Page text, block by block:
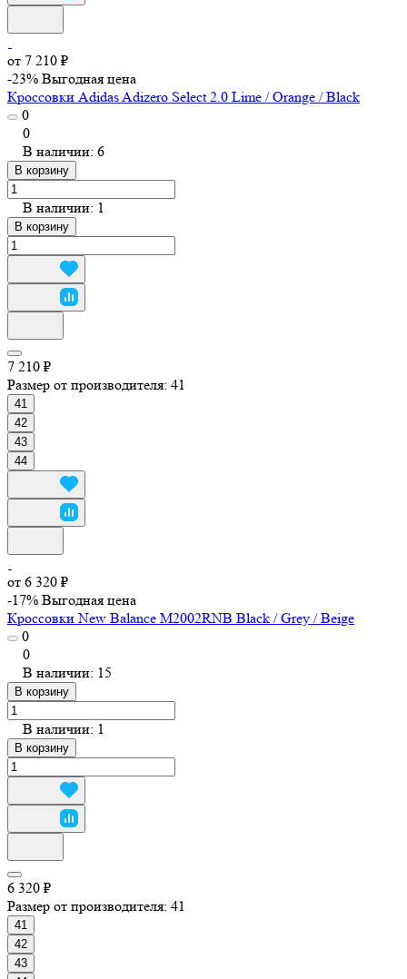
от 7 210 ₽
-23% Выгодная цена
Кроссовки Adidas Adizero Select 2.0 Lime / Orange / Black
0
0
В наличии: 6
В корзину
В наличии: 1
В корзину
7 210 ₽
Размер от производителя: 41
41
42
43
44
от 6 320 ₽
-17% Выгодная цена
Кроссовки New Balance M2002RNB Black / Grey / Beige
0
0
В наличии: 15
В корзину
В наличии: 1
В корзину
6 320 ₽
Размер от производителя: 41
41
42
43